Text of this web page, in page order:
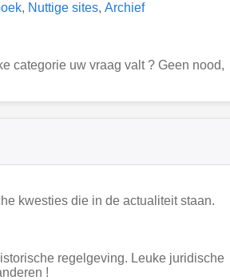
, Nuttige sites, Archief
categorie uw vraag valt ? Geen nood,
kwesties die in de actualiteit staan.
regelgeving. Leuke juridische
!